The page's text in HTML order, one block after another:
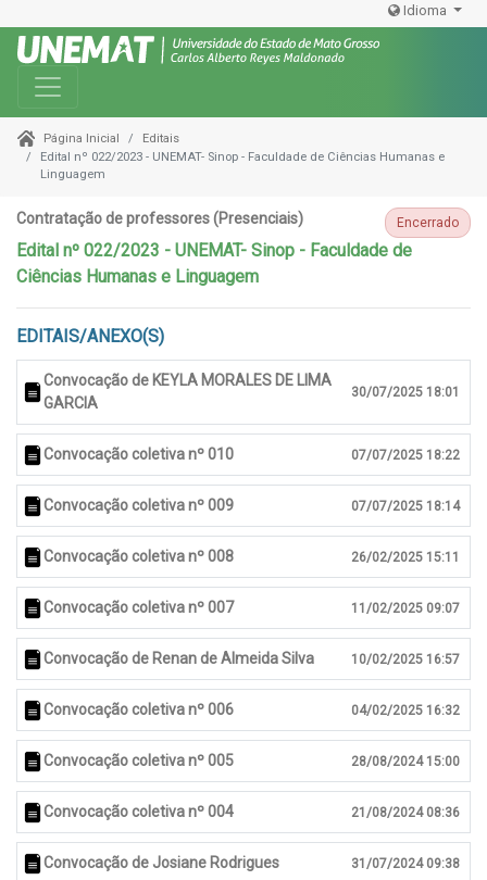
Idioma
Toggle navigation
Página Inicial
Editais
Edital nº 022/2023 - UNEMAT- Sinop - Faculdade de Ciências Humanas e
Linguagem
Contratação de professores (Presenciais) Encerrado
Edital nº 022/2023 - UNEMAT- Sinop - Faculdade de
Ciências Humanas e Linguagem
EDITAIS/ANEXO(S)
Convocação de KEYLA MORALES DE LIMA
GARCIA
30/07/2025 18:01
Convocação coletiva nº 010 07/07/2025 18:22
Convocação coletiva nº 009 07/07/2025 18:14
Convocação coletiva nº 008 26/02/2025 15:11
Convocação coletiva nº 007 11/02/2025 09:07
Convocação de Renan de Almeida Silva 10/02/2025 16:57
Convocação coletiva nº 006 04/02/2025 16:32
Convocação coletiva nº 005 28/08/2024 15:00
Convocação coletiva nº 004 21/08/2024 08:36
Convocação de Josiane Rodrigues 31/07/2024 09:38